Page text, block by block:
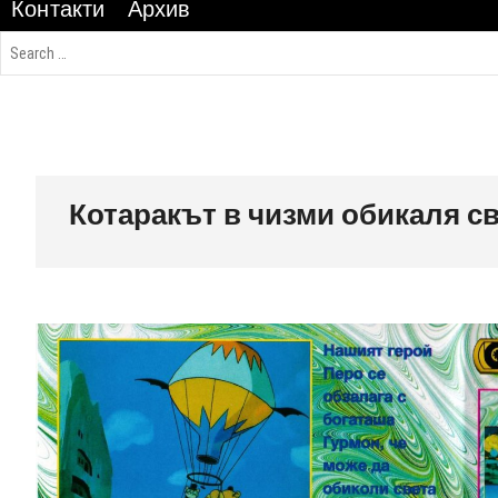
Контакти Архив
Котаракът в чизми обикаля